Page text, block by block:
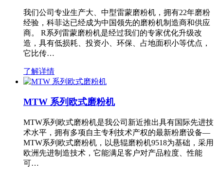
我们公司专业生产大、中型雷蒙磨粉机，拥有22年磨粉
经验，科菲达已经成为中国领先的磨粉机制造商和供应
商。 R系列雷蒙磨粉机是经过我们的专家优化升级改
造，具有低损耗、投资小、环保、占地面积小等优点，
它比传…
了解详情
MTW 系列欧式磨粉机
MTW系列欧式磨粉机是我公司新近推出具有国际先进技
术水平，拥有多项自主专利技术产权的最新粉磨设备—
MTW系列欧式磨粉机，以悬辊磨粉机9518为基础，采用
欧洲先进制造技术，它能满足客户对产品粒度、性能
可…